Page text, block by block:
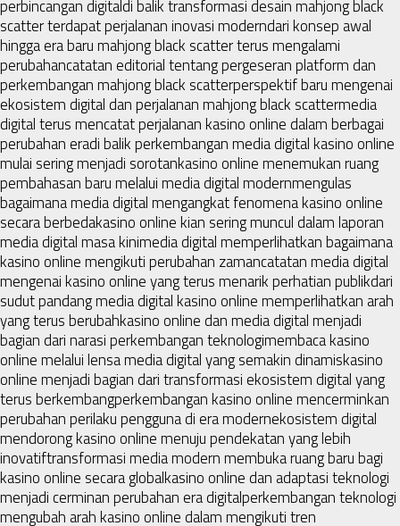
perbincangan digitaldi balik transformasi desain mahjong black
scatter terdapat perjalanan inovasi moderndari konsep awal
hingga era baru mahjong black scatter terus mengalami
perubahancatatan editorial tentang pergeseran platform dan
perkembangan mahjong black scatterperspektif baru mengenai
ekosistem digital dan perjalanan mahjong black scattermedia
digital terus mencatat perjalanan kasino online dalam berbagai
perubahan eradi balik perkembangan media digital kasino online
mulai sering menjadi sorotankasino online menemukan ruang
pembahasan baru melalui media digital modernmengulas
bagaimana media digital mengangkat fenomena kasino online
secara berbedakasino online kian sering muncul dalam laporan
media digital masa kinimedia digital memperlihatkan bagaimana
kasino online mengikuti perubahan zamancatatan media digital
mengenai kasino online yang terus menarik perhatian publikdari
sudut pandang media digital kasino online memperlihatkan arah
yang terus berubahkasino online dan media digital menjadi
bagian dari narasi perkembangan teknologimembaca kasino
online melalui lensa media digital yang semakin dinamiskasino
online menjadi bagian dari transformasi ekosistem digital yang
terus berkembangperkembangan kasino online mencerminkan
perubahan perilaku pengguna di era modernekosistem digital
mendorong kasino online menuju pendekatan yang lebih
inovatiftransformasi media modern membuka ruang baru bagi
kasino online secara globalkasino online dan adaptasi teknologi
menjadi cerminan perubahan era digitalperkembangan teknologi
mengubah arah kasino online dalam mengikuti tren